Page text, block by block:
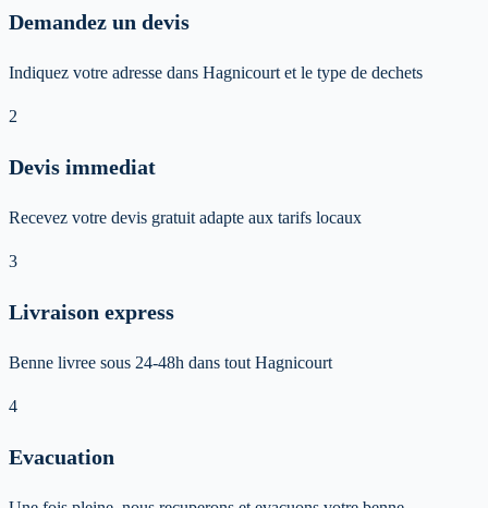
Demandez un devis
Indiquez votre adresse dans Hagnicourt et le type de dechets
2
Devis immediat
Recevez votre devis gratuit adapte aux tarifs locaux
3
Livraison express
Benne livree sous 24-48h dans tout Hagnicourt
4
Evacuation